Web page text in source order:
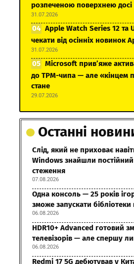
розпеченою поверхнею досі
31.07.2026
Apple Watch Series 12 та
чекати від осінніх новинок
31.07.2026
Microsoft прив’яже
до TPM-чипа — але «кінцем
стане
29.07.2026
Останні
Слід, який не приховає
Windows знайшли постійний
стеження
07.08.2026
Одна консоль — 25 років
зможе запускати бібліотеки
06.08.2026
HDR10+ Advanced готовий
телевізорів — але спершу
06.08.2026
Redmi 17 5G дебютував у